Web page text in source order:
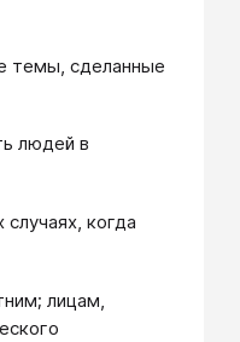
темы, сделанные
людей в
когда
лицам,